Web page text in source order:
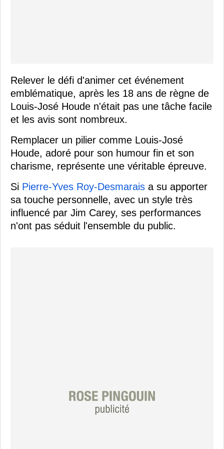
Relever le défi d'animer cet événement
emblématique, après les 18 ans de règne de
Louis-José Houde n'était pas une tâche facile
et les avis sont nombreux.
Remplacer un pilier comme Louis-José
Houde, adoré pour son humour fin et son
charisme, représente une véritable épreuve.
Si Pierre-Yves Roy-Desmarais a su apporter
sa touche personnelle, avec un style très
influencé par Jim Carey, ses performances
n'ont pas séduit l'ensemble du public.